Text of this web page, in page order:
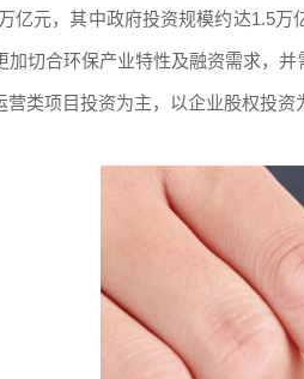
亿元，其中政府投资规模约达1.5
加切合环保产业特性及融资需求，
营类项目投资为主，以企业股权投